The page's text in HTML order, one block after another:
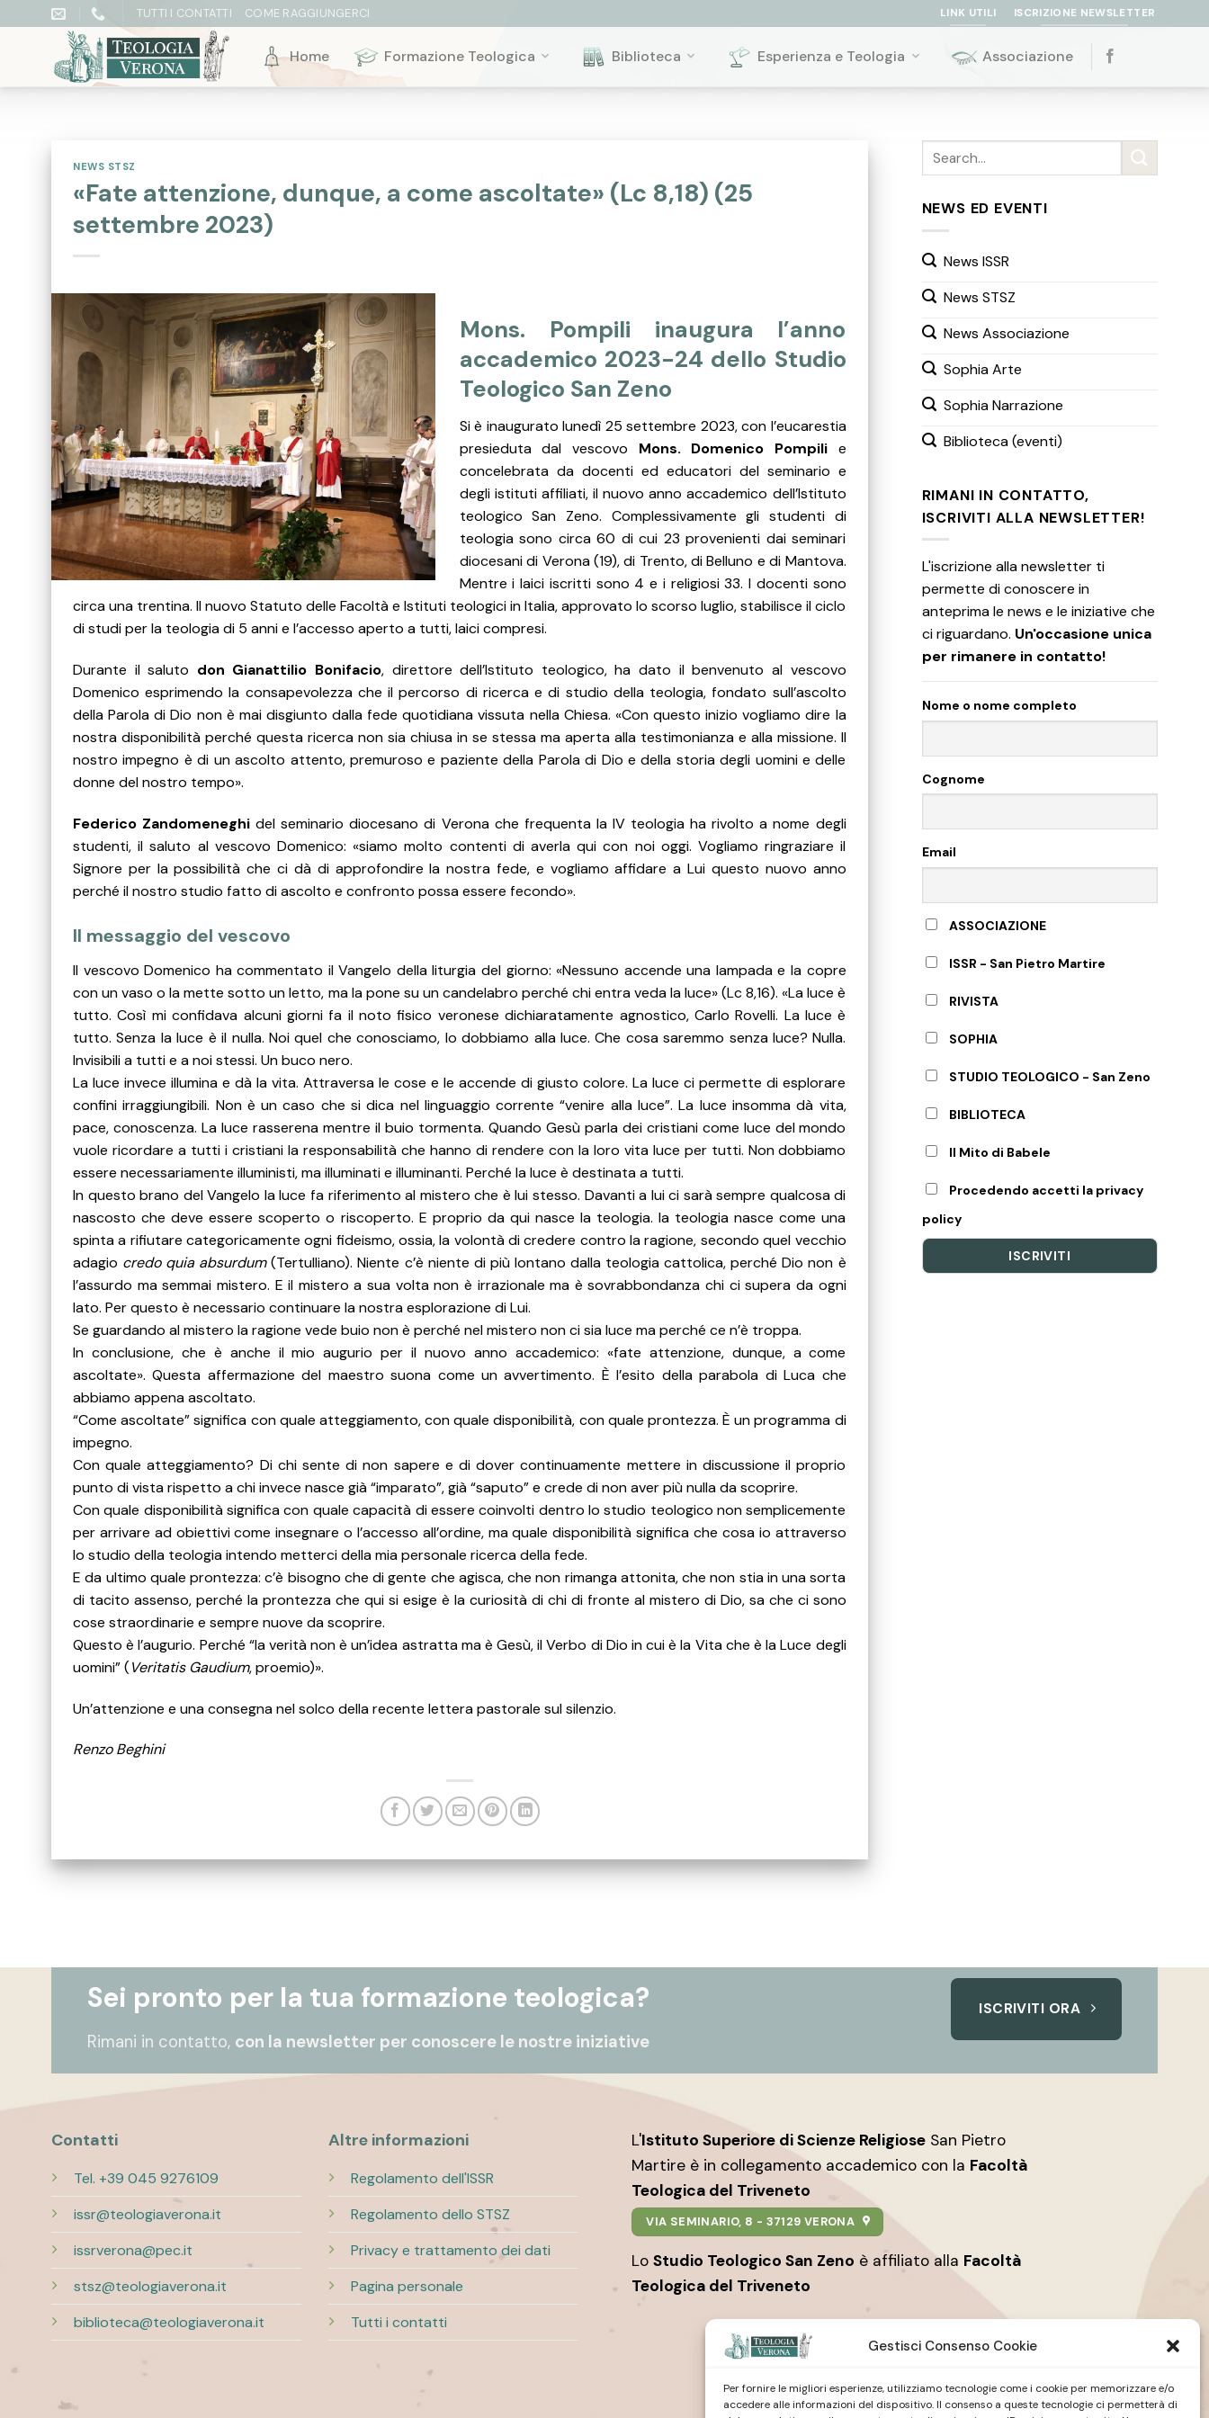
Gestisci Consenso Cookie
Per fornire le migliori esperienze, utilizziamo tecnologie come i cookie per memorizzare e/o
accedere alle informazioni del dispositivo. Il consenso a queste tecnologie ci permetterà di
to
TUTTI I CONTATTI COME RAGGIUNGERCI LINK UTILI ISCRIZIONE NEWSLETTER
Home Formazione Teologica Biblioteca Esperienza e Teologia Associazione
NEWS STSZ
«Fate attenzione, dunque, a come ascoltate» (Lc 8,18) (25
settembre 2023)
Mons. Pompili inaugura l’anno
accademico 2023-24 dello Studio
Teologico San Zeno
Si è inaugurato lunedì 25 settembre 2023, con l’eucarestia
presieduta dal vescovo Mons. Domenico Pompilie
concelebrata da docenti ed educatori del seminario e
degli istituti affiliati, il nuovo anno accademico dell’Istituto
teologico San Zeno. Complessivamente gli studenti di
teologia sono circa 60 di cui 23 provenienti dai seminari
diocesani di Verona (19), di Trento, di Belluno e di Mantova.
Mentre i laici iscritti sono 4 e i religiosi 33. I docenti sono
circa una trentina. Il nuovo Statuto delle Facoltà e Istituti teologici in Italia, approvato lo scorso luglio, stabilisce il ciclo
di studi per la teologia di 5 anni e l’accesso aperto a tutti, laici compresi.
Durante il saluto don Gianattilio Bonifacio, direttore dell’Istituto teologico, ha dato il benvenuto al vescovo
Domenico esprimendo la consapevolezza che il percorso di ricerca e di studio della teologia, fondato sull’ascolto
della Parola di Dio non è mai disgiunto dalla fede quotidiana vissuta nella Chiesa. «Con questo inizio vogliamo dire la
nostra disponibilità perché questa ricerca non sia chiusa in se stessa ma aperta alla testimonianza e alla missione. Il
nostro impegno è di un ascolto attento, premuroso e paziente della Parola di Dio e della storia degli uomini e delle
donne del nostro tempo».
Federico Zandomeneghi del seminario diocesano di Verona che frequenta la IV teologia ha rivolto a nome degli
studenti, il saluto al vescovo Domenico: «siamo molto contenti di averla qui con noi oggi. Vogliamo ringraziare il
Signore per la possibilità che ci dà di approfondire la nostra fede, e vogliamo affidare a Lui questo nuovo anno
perché il nostro studio fatto di ascolto e confronto possa essere fecondo».
Il messaggio del vescovo
Il vescovo Domenico ha commentato il Vangelo della liturgia del giorno: «Nessuno accende una lampada e la copre
con un vaso o la mette sotto un letto, ma la pone su un candelabro perché chi entra veda la luce» (Lc 8,16). «La luce è
tutto. Così mi confidava alcuni giorni fa il noto fisico veronese dichiaratamente agnostico, Carlo Rovelli. La luce è
tutto. Senza la luce è il nulla. Noi quel che conosciamo, lo dobbiamo alla luce. Che cosa saremmo senza luce? Nulla.
Invisibili a tutti e a noi stessi. Un buco nero.
La luce invece illumina e dà la vita. Attraversa le cose e le accende di giusto colore. La luce ci permette di esplorare
confini irraggiungibili. Non è un caso che si dica nel linguaggio corrente “venire alla luce”. La luce insomma dà vita,
pace, conoscenza. La luce rasserena mentre il buio tormenta. Quando Gesù parla dei cristiani come luce del mondo
vuole ricordare a tutti i cristiani la responsabilità che hanno di rendere con la loro vita luce per tutti. Non dobbiamo
essere necessariamente illuministi, ma illuminati e illuminanti. Perché la luce è destinata a tutti.
In questo brano del Vangelo la luce fa riferimento al mistero che è lui stesso. Davanti a lui ci sarà sempre qualcosa di
nascosto che deve essere scoperto o riscoperto. E proprio da qui nasce la teologia. la teologia nasce come una
spinta a rifiutare categoricamente ogni fideismo, ossia, la volontà di credere contro la ragione, secondo quel vecchio
adagio credo quia absurdum(Tertulliano). Niente c’è niente di più lontano dalla teologia cattolica, perché Dio non è
l’assurdo ma semmai mistero. E il mistero a sua volta non è irrazionale ma è sovrabbondanza chi ci supera da ogni
lato. Per questo è necessario continuare la nostra esplorazione di Lui.
Se guardando al mistero la ragione vede buio non è perché nel mistero non ci sia luce ma perché ce n’è troppa.
In conclusione, che è anche il mio augurio per il nuovo anno accademico: «fate attenzione, dunque, a come
ascoltate». Questa affermazione del maestro suona come un avvertimento. È l’esito della parabola di Luca che
abbiamo appena ascoltato.
“Come ascoltate” significa con quale atteggiamento, con quale disponibilità, con quale prontezza. È un programma di
impegno.
Con quale atteggiamento? Di chi sente di non sapere e di dover continuamente mettere in discussione il proprio
punto di vista rispetto a chi invece nasce già “imparato”, già “saputo” e crede di non aver più nulla da scoprire.
Con quale disponibilità significa con quale capacità di essere coinvolti dentro lo studio teologico non semplicemente
per arrivare ad obiettivi come insegnare o l’accesso all’ordine, ma quale disponibilità significa che cosa io attraverso
lo studio della teologia intendo metterci della mia personale ricerca della fede.
E da ultimo quale prontezza: c’è bisogno che di gente che agisca, che non rimanga attonita, che non stia in una sorta
di tacito assenso, perché la prontezza che qui si esige è la curiosità di chi di fronte al mistero di Dio, sa che ci sono
cose straordinarie e sempre nuove da scoprire.
Questo è l’augurio. Perché “la verità non è un’idea astratta ma è Gesù, il Verbo di Dio in cui è la Vita che è la Luce degli
uomini” (Veritatis Gaudium, proemio)».
Un’attenzione e una consegna nel solco della recente lettera pastorale sul silenzio.
Renzo Beghini
NEWS ED EVENTI
News ISSR
News STSZ
News Associazione
Sophia Arte
Sophia Narrazione
Biblioteca (eventi)
RIMANI IN CONTATTO,
ISCRIVITI ALLA NEWSLETTER!
L'iscrizione alla newsletter ti
permette di conoscere in
anteprima le news e le iniziative che
ci riguardano. Un'occasione unica
per rimanere in contatto!
Nome o nome completo
Cognome
Email
ASSOCIAZIONE
ISSR - San Pietro Martire
RIVISTA
SOPHIA
STUDIO TEOLOGICO - San Zeno
BIBLIOTECA
Il Mito di Babele
Procedendo accetti la privacy
policy
Sei pronto per la tua formazione teologica?
Rimani in contatto, con la newsletter per conoscere le nostre iniziative
ISCRIVITI ORA
Contatti
Tel. +39 045 9276109
issr@teologiaverona.it
issrverona@pec.it
stsz@teologiaverona.it
biblioteca@teologiaverona.it
Altre informazioni
Regolamento dell'ISSR
Regolamento dello STSZ
Privacy e trattamento dei dati
Pagina personale
Tutti i contatti
L'Istituto Superiore di Scienze Religiose San Pietro
Martire è in collegamento accademico con la Facoltà
Teologica del Triveneto
VIA SEMINARIO, 8 - 37129 VERONA
Lo Studio Teologico San Zeno è affiliato alla Facoltà
Teologica del Triveneto